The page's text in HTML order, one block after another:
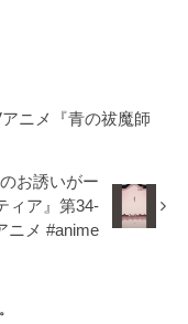
ニメ『青の祓魔師
お誘いがー
ィア』第34-
ニメ #anime